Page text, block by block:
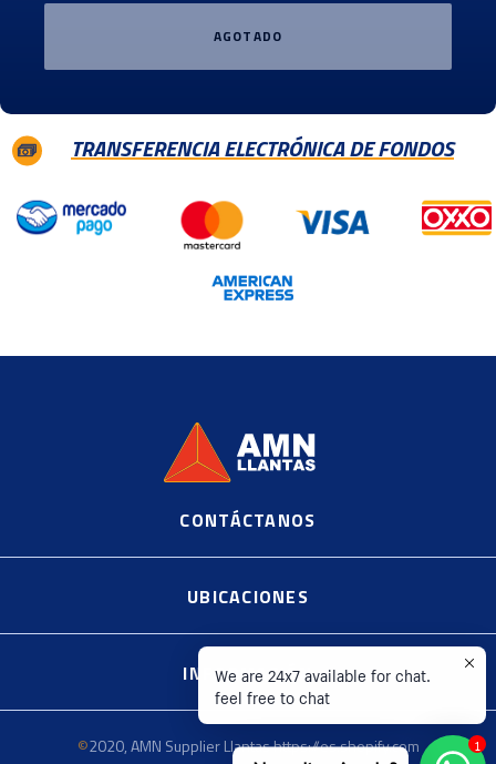
AGOTADO
TRANSFERENCIA ELECTRÓNICA DE FONDOS
2020, AMN Supplier Llantas https://es.shopify.com
CONTÁCTANOS
UBICACIONES
INFORMACIÓN
©2020, AMN Supplier Llantas https://es.shopify.com
We are 24x7 available for chat.
feel free to chat
1